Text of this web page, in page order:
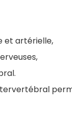
et artérielle,